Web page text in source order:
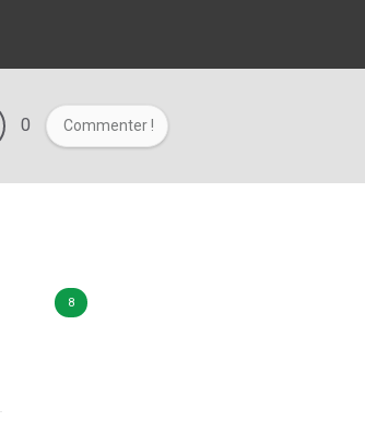
0 Commenter !
8